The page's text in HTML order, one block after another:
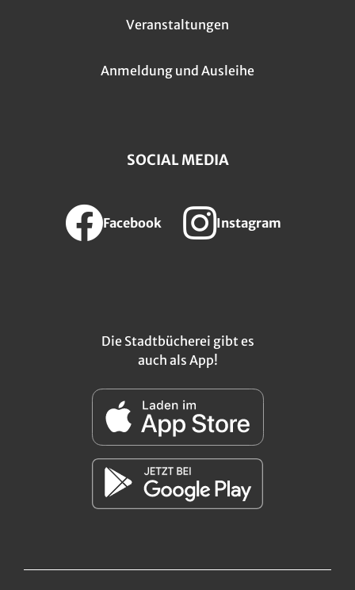
Veranstaltungen
Anmeldung und Ausleihe
SOCIAL MEDIA
Facebook Instagram
Die Stadtbücherei gibt es
auch als App!